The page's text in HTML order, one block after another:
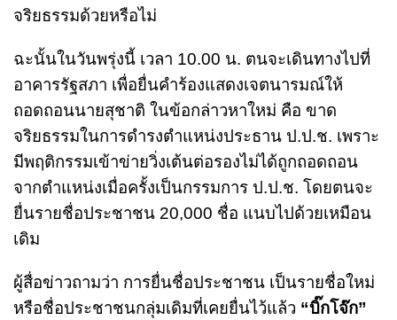
จริยธรรมด้วยหรือไม่
ฉะนั้นในวันพรุ่งนี้ เวลา 10.00 น. ตนจะเดินทางไปที่
อาคารรัฐสภา เพื่อยื่นคำร้องแสดงเจตนารมณ์ให้
ถอดถอนนายสุชาติ ในข้อกล่าวหาใหม่ คือ ขาด
จริยธรรมในการดำรงตำแหน่งประธาน ป.ป.ช. เพราะ
มีพฤติกรรมเข้าข่ายวิ่งเต้นต่อรองไม่ได้ถูกถอดถอน
จากตำแหน่งเมื่อครั้งเป็นกรรมการ ป.ป.ช. โดยตนจะ
ยื่นรายชื่อประชาชน 20,000 ชื่อ แนบไปด้วยเหมือน
เดิม
ผู้สื่อข่าวถามว่า การยื่นชื่อประชาชน เป็นรายชื่อใหม่
หรือชื่อประชาชนกลุ่มเดิมที่เคยยื่นไว้แล้ว “บิ๊กโจ๊ก”